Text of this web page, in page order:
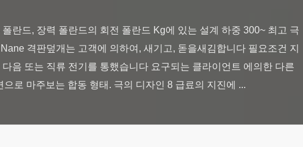
란드, 장력 폴란드의 회전 폴란드 Kg에 있는 설계 하중 300~ 최고 극
격판덮개는 고객에 의하여, 새기고, 돋을새김합니다 필요조건 지
음 또는 직류 전기를 통했습니다 요구되는 클라이언트 에의한 다른